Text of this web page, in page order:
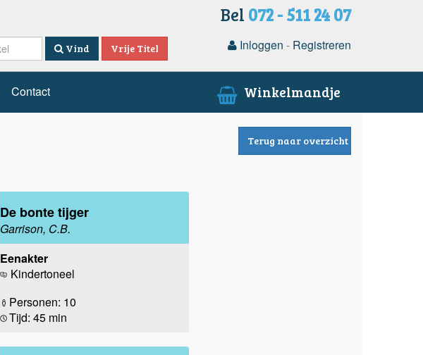
Bel 072 - 511 24 07
Vind Vrije Titel Inloggen - Registreren
Contact Winkelmandje
Terug naar overzicht
De bonte tijger
Garrison, C.B.
Eenakter
Kindertoneel
Personen: 10
Tijd: 45 min